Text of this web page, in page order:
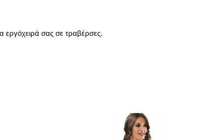
εργόχειρά σας σε τραβέρσες.